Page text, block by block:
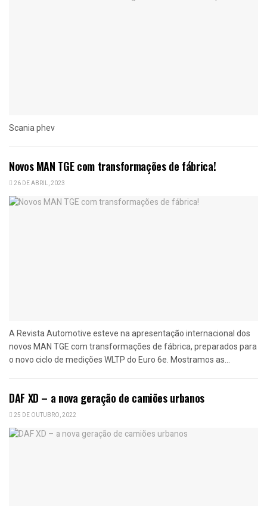
Scania phev
Novos MAN TGE com transformações de fábrica!
26 DE ABRIL, 2023
A Revista Automotive esteve na apresentação internacional dos
novos MAN TGE com transformações de fábrica, preparados para
o novo ciclo de medições WLTP do Euro 6e. Mostramos as...
DAF XD – a nova geração de camiões urbanos
25 DE OUTUBRO, 2022